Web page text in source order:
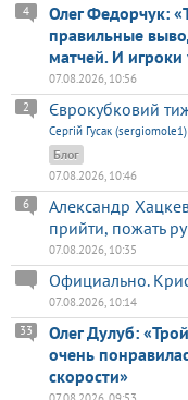
Олег Федорчук:
правильные
матчей. И игроки
4
07.08.2026, 10:56
Єврокубковий
2
Сергій Гусак (sergiomole1)
Блог
07.08.2026, 10:46
Александр
прийти, пожать
6
07.08.2026, 10:35
Официально.
07.08.2026, 10:14
Олег Дулуб:
очень
скорости»
33